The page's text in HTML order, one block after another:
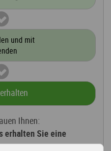
und mit
Ihnen:
erhalten Sie eine